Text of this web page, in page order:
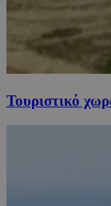
Τουριστικό